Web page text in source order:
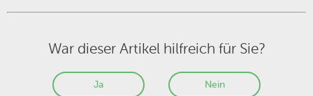
War dieser Artikel hilfreich für Sie?
Ja Nein